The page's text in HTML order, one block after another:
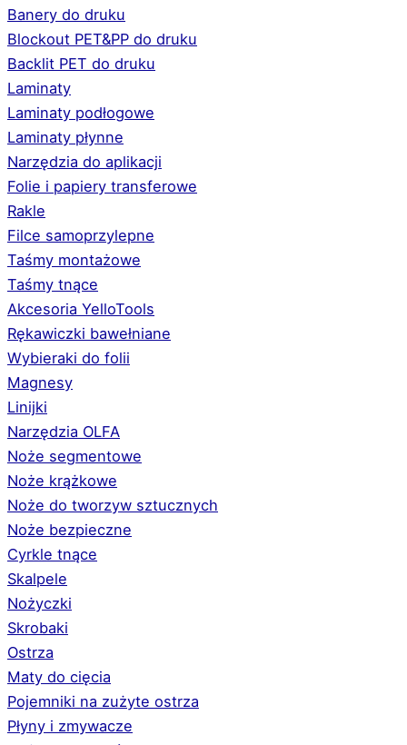
Banery do druku
Blockout PET&PP do druku
Backlit PET do druku
Laminaty
Laminaty podłogowe
Laminaty płynne
Narzędzia do aplikacji
Folie i papiery transferowe
Rakle
Filce samoprzylepne
Taśmy montażowe
Taśmy tnące
Akcesoria YelloTools
Rękawiczki bawełniane
Wybieraki do folii
Magnesy
Linijki
Narzędzia OLFA
Noże segmentowe
Noże krążkowe
Noże do tworzyw sztucznych
Noże bezpieczne
Cyrkle tnące
Skalpele
Nożyczki
Skrobaki
Ostrza
Maty do cięcia
Pojemniki na zużyte ostrza
Płyny i zmywacze